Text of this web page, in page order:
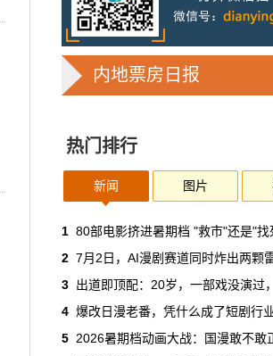
度，这个比例完全倒挂——真人
32%，AI飙升到68%。
华策拿《西游记》赌AI那天，半
一个做了几十年传统影视的头部公司
再是草根创业者的自嗨游戏，正规军
6月30日 11:34:00
7月1日起AI漫剧独立上户：30万
的，平台自己兜着
过去两年，AI漫剧用一种近乎无政府
吃掉了整个微短剧市场95%的产量，
内地票房日报
热门排行
新闻 图片
1 80部电影挤进暑期档 "救市"还是"找
2 7月2日，AI漫剧赛道同时炸出两颗
3 出道即顶配：20岁，一部戏没演过
4 爆改日漫老番，凭什么成了短剧行
5 2026暑期档动画大战：国漫敢不敢